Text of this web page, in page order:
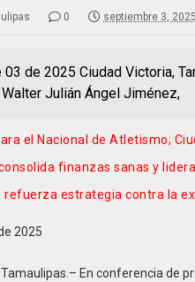
0 septiembre 3,
de 2025 Ciudad Victoria,
Walter Julián Ángel Jiménez,
el Nacional de Atletismo;
finanzas sanas y
refuerza estrategia contra la
2025
En conferencia de